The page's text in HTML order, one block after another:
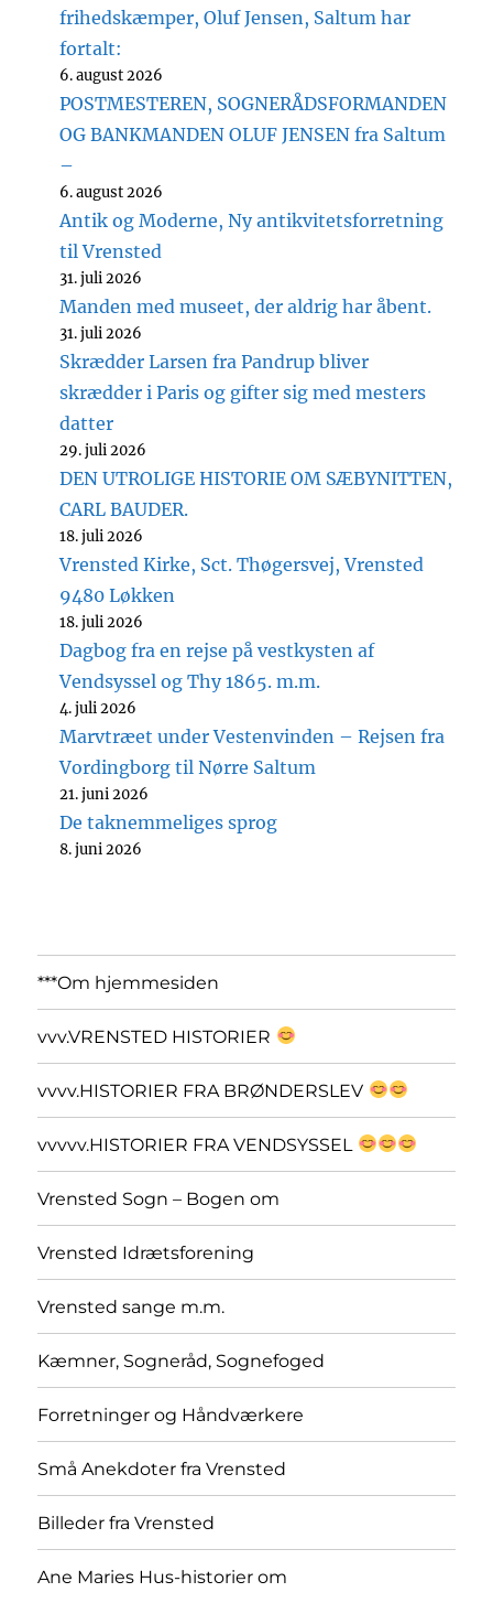
frihedskæmper, Oluf Jensen, Saltum har
fortalt:
6. august 2026
POSTMESTEREN, SOGNERÅDSFORMANDEN
OG BANKMANDEN OLUF JENSEN fra Saltum
–
6. august 2026
Antik og Moderne, Ny antikvitetsforretning
til Vrensted
31. juli 2026
Manden med museet, der aldrig har åbent.
31. juli 2026
Skrædder Larsen fra Pandrup bliver
skrædder i Paris og gifter sig med mesters
datter
29. juli 2026
DEN UTROLIGE HISTORIE OM SÆBYNITTEN,
CARL BAUDER.
18. juli 2026
Vrensted Kirke, Sct. Thøgersvej, Vrensted
9480 Løkken
18. juli 2026
Dagbog fra en rejse på vestkysten af
Vendsyssel og Thy 1865. m.m.
4. juli 2026
Marvtræet under Vestenvinden – Rejsen fra
Vordingborg til Nørre Saltum
21. juni 2026
De taknemmeliges sprog
8. juni 2026
***Om hjemmesiden
vvv.VRENSTED HISTORIER
vvvv.HISTORIER FRA BRØNDERSLEV
vvvvv.HISTORIER FRA VENDSYSSEL
Vrensted Sogn – Bogen om
Vrensted Idrætsforening
Vrensted sange m.m.
Kæmner, Sogneråd, Sognefoged
Forretninger og Håndværkere
Små Anekdoter fra Vrensted
Billeder fra Vrensted
Ane Maries Hus-historier om